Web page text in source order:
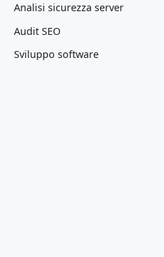
Analisi sicurezza server
Audit SEO
Sviluppo software